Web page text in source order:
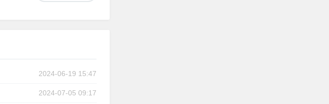
2024-06-19 15:47
2024-07-05 09:17